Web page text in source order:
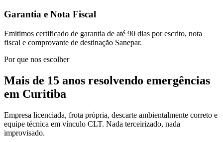
Garantia e Nota Fiscal
Emitimos certificado de garantia de até 90 dias por escrito, nota
fiscal e comprovante de destinação Sanepar.
Por que nos escolher
Mais de 15 anos resolvendo emergências
em Curitiba
Empresa licenciada, frota própria, descarte ambientalmente correto e
equipe técnica em vínculo CLT. Nada terceirizado, nada
improvisado.